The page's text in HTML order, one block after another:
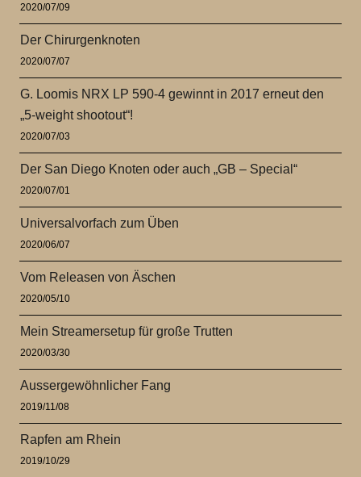
2020/07/09
Der Chirurgenknoten
2020/07/07
G. Loomis NRX LP 590-4 gewinnt in 2017 erneut den
„5-weight shootout“!
2020/07/03
Der San Diego Knoten oder auch „GB – Special“
2020/07/01
Universalvorfach zum Üben
2020/06/07
Vom Releasen von Äschen
2020/05/10
Mein Streamersetup für große Trutten
2020/03/30
Aussergewöhnlicher Fang
2019/11/08
Rapfen am Rhein
2019/10/29